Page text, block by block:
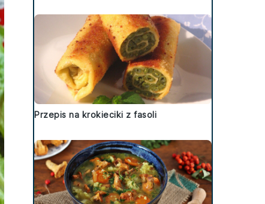
Przepis na krokieciki z fasoli